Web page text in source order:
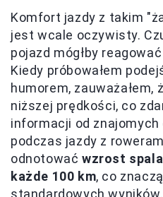
Komfort jazdy z takim
jest wcale oczywisty.
pojazd mógłby
Kiedy próbowałem
humorem, zauważałem,
niższej prędkości, co
informacji od znajomych
podczas jazdy z
odnotować wzrost
każde 100 km, co
standardowych